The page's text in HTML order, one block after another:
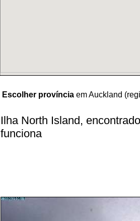
Escolher província em Auckland
Ilha North Island,
funciona